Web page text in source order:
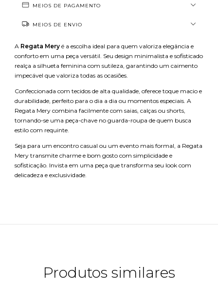
MEIOS DE PAGAMENTO
MEIOS DE ENVIO
A Regata Mery é a escolha ideal para quem valoriza elegância e
conforto em uma peça versátil. Seu design minimalista e sofisticado
realça a silhueta feminina com sutileza, garantindo um caimento
impecável que valoriza todas as ocasiões.
Confeccionada com tecidos de alta qualidade, oferece toque macio e
durabilidade, perfeito para o dia a dia ou momentos especiais. A
Regata Mery combina facilmente com saias, calças ou shorts,
tornando-se uma peça-chave no guarda-roupa de quem busca
estilo com requinte.
Seja para um encontro casual ou um evento mais formal, a Regata
Mery transmite charme e bom gosto com simplicidade e
sofisticação. Invista em uma peça que transforma seu look com
delicadeza e exclusividade.
Produtos similares